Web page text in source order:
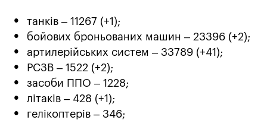
танків – 11267 (+1);
бойових броньованих машин – 23396 (+2);
артилерійських систем – 33789 (+41);
РСЗВ – 1522 (+2);
засоби ППО – 1228;
літаків – 428 (+1);
гелікоптерів – 346;